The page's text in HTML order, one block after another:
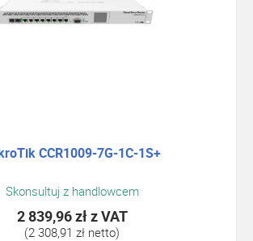
CCR1009-7G-1C-1S+
Skonsultuj z handlowcem
2 839,96 złz VAT
(2 308,91 zł netto)